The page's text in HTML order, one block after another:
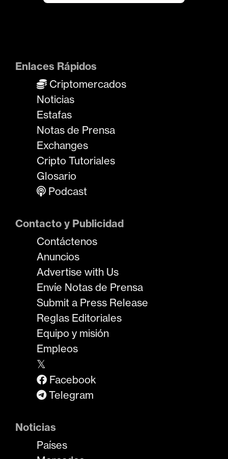
Enlaces Rápidos
Criptomercados
Noticias
Estafas
Notas de Prensa
Exchanges
Cripto Tutoriales
Glosario
Podcast
Contacto y Publicidad
Contáctenos
Anuncios
Advertise with Us
Envíe Notas de Prensa
Submit a Press Release
Reglas Editoriales
Equipo y misión
Empleos
𝕏
Facebook
Telegram
Noticias
Países